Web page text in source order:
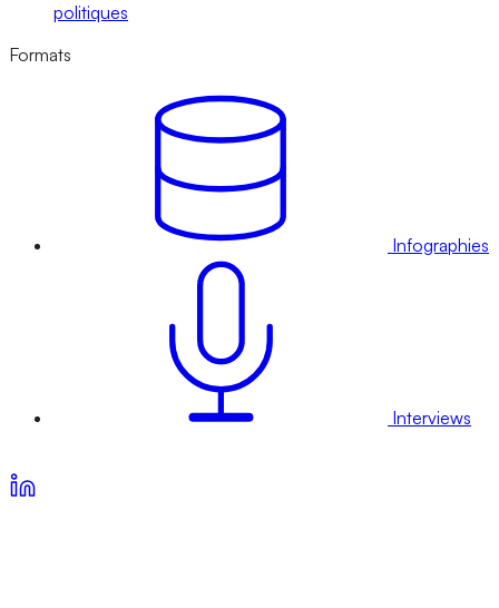
politiques
Formats
Infographies
Interviews